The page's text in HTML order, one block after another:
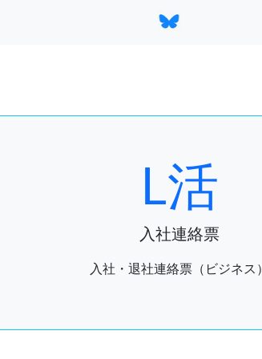
L活
入社連絡票
入社・退社連絡票（ビジネス）